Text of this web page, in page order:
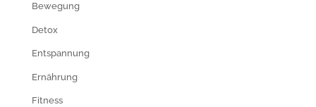
Bewegung
Detox
Entspannung
Ernährung
Fitness